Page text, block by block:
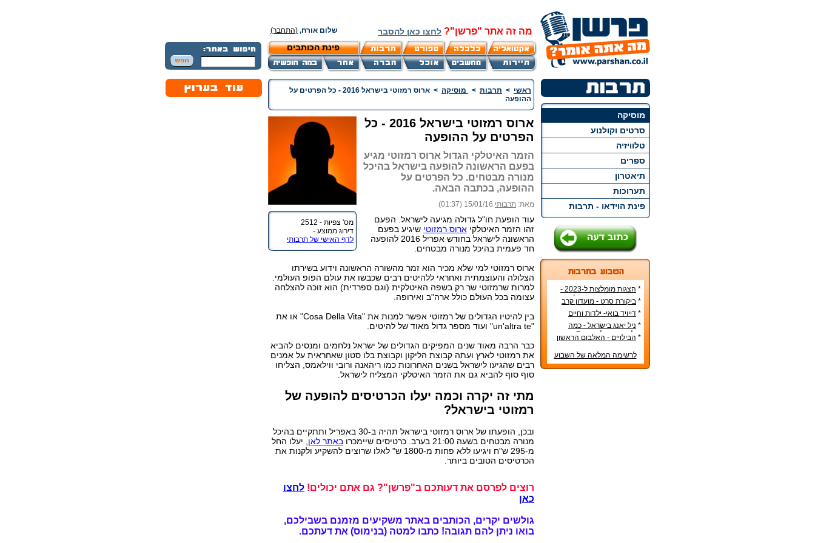
מה זה אתר "פרשן"? לחצו כאן להסבר שלום אורח, (התחבר)
פינת הכותבים
מוסיקה
סרטים וקולנוע
טלוויזיה
ספרים
תיאטרון
תערוכות
פינת הוידאו - תרבות
*
הצגות מומלצות ל-2023 -
הרשימה הטובה ביותר!
* ביקורת סרט - מועדון קרב
* דייויד בואי- ילדות וחיים
אישיים
* ניל יאנג בישראל - כמה
עולה כרטיס להופעה?
* הבילויים - האלבום הראשון
לרשימה המלאה של השבוע
ראשי > תרבות > מוסיקה >
ארוס רמזוטי בישראל 2016 - כל הפרטים על
ההופעה
מס' צפיות - 2512
דירוג ממוצע -
לדף האישי של תרבותי
ארוס רמזוטי בישראל 2016 - כל
הפרטים על ההופעה
הזמר האיטלקי הגדול ארוס רמזוטי מגיע
בפעם הראשונה להופעה בישראל בהיכל
מנורה מבטחים. כל הפרטים על
ההופעה, בכתבה הבאה.
מאת: תרבותי 15/01/16 (01:37)
עוד הופעת חו"ל גדולה מגיעה לישראל. הפעם
זהו הזמר האיטלקי ארוס רמזוטי שיגיע בפעם
הראשונה לישראל בחודש אפריל 2016 להופעה
חד פעמית בהיכל מנורה מבטחים.
ארוס רמזוטי למי שלא מכיר הוא זמר מהשורה הראשונה וידוע בשירתו
הצלולה והעוצמתית ואחראי ללהיטים רבים שכבשו את עולם הפופ העולמי.
למרות שרמזוטי שר רק בשפה האיטלקית (וגם ספרדית) הוא זוכה להצלחה
עצומה בכל העולם כולל ארה"ב ואירופה.
בין להיטיו הגדולים של רמזוטי אפשר למנות את "Cosa Della Vita" או את
"un'altra te" ועוד מספר גדול מאוד של להיטים.
כבר הרבה מאוד שנים המפיקים הגדולים של ישראל נלחמים ומנסים להביא
את רמזוטי לארץ ועתה קבוצת הליקון וקבוצת בלו סטון שאחראית על אמנים
רבים שהגיעו לישראל בשנים האחרונות כמו ריהאנה ורובי ווילאמס, הצליחו
סוף סוף להביא גם את הזמר האיטלקי המצליח לישראל.
מתי זה יקרה וכמה יעלו הכרטיסים להופעה של
רמזוטי בישראל?
ובכן, הופעתו של ארוס רמזוטי בישראל תהיה ב-30 באפריל ותתקיים בהיכל
מנורה מבטחים בשעה 21:00 בערב. כרטיסים שיימכרו
באתר לאן , יעלו החל
מ-295 ש"ח ויגיעו ללא פחות מ-1800 ש" לאלו שרוצים להשקיע ולקנות את
הכרטיסים הטובים ביותר.
רוצים לפרסם את דעותכם ב"פרשן"? גם אתם יכולים! לחצו
כאן
גולשים יקרים, הכותבים באתר משקיעים מזמנם בשבילכם,
בואו ניתן להם תגובה! כתבו למטה (בנימוס) את דעתכם.